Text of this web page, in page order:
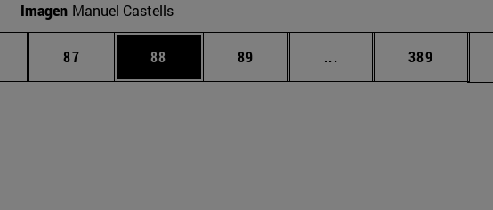
Imagen Manuel Castells
Páginas intermedias Use TAB para desplazarse.
Página
87 Página
88 Página
89 ... Páginas intermedias
Página
389